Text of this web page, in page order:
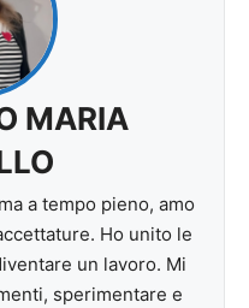
MARIA
a tempo pieno, amo
Ho unito le
un lavoro. Mi
sperimentare e